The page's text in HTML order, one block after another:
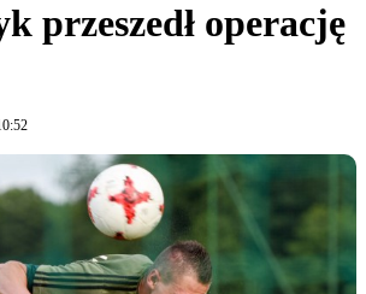
przeszedł operację